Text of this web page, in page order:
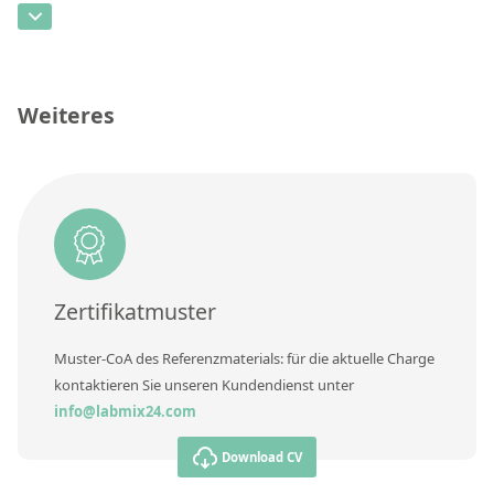
CAS-Nummer
Einheit
Weiteres
Zertifikatmuster
Muster-CoA des Referenzmaterials: für die aktuelle Charge
kontaktieren Sie unseren Kundendienst unter
info@labmix24.com
Download CV